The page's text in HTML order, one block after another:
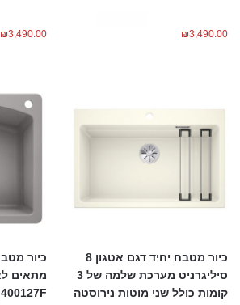
₪3,490.00
₪3,490.00
כיור מטבח יחיד דגם אטגון 8
סיליגרניט מערכת שלמה של 3
קומות כולל שני מוטות נירוסטה